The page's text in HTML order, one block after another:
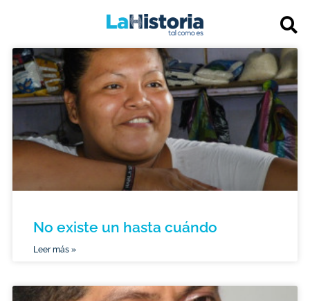
No existe un hasta cuándo
Leer más »